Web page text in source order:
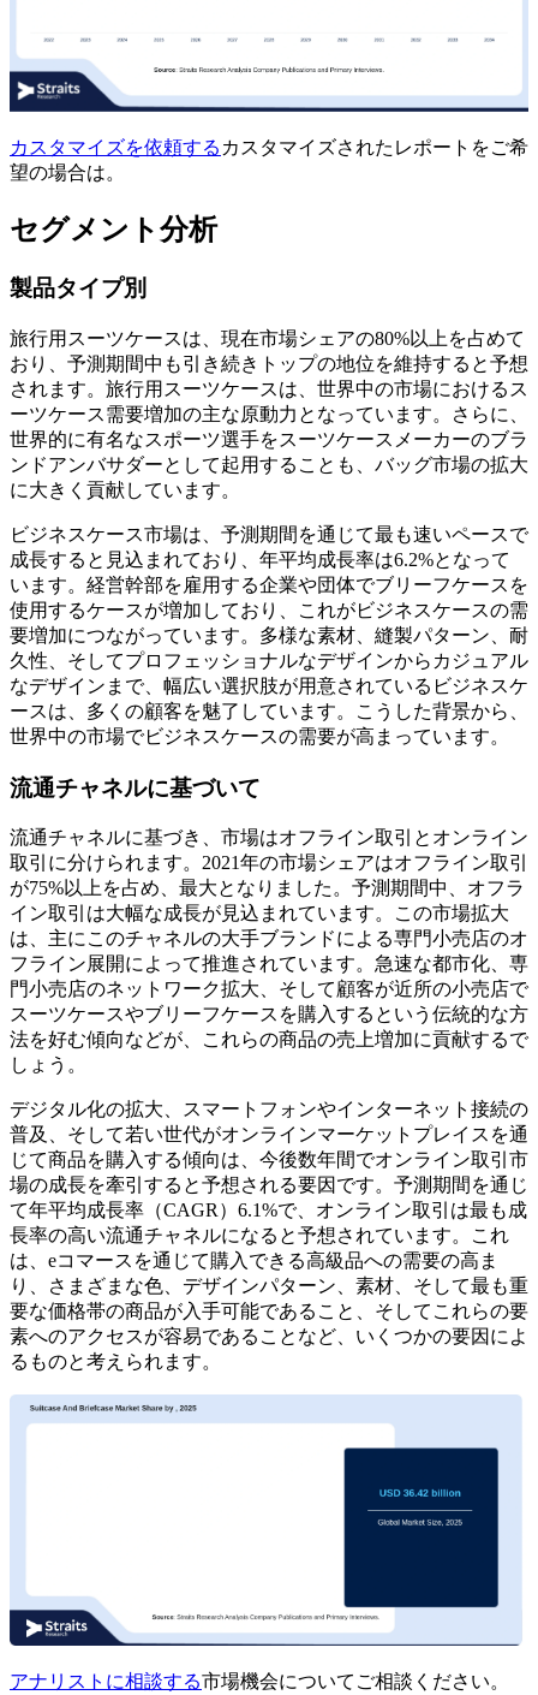
カスタマイズを依頼する カスタマイズされたレポートをご希
望の場合は。
セグメント分析
製品タイプ別
旅行用スーツケースは、現在市場シェアの80%以上を占めて
おり、予測期間中も引き続きトップの地位を維持すると予想
されます。旅行用スーツケースは、世界中の市場におけるス
ーツケース需要増加の主な原動力となっています。さらに、
世界的に有名なスポーツ選手をスーツケースメーカーのブラ
ンドアンバサダーとして起用することも、バッグ市場の拡大
に大きく貢献しています。
ビジネスケース市場は、予測期間を通じて最も速いペースで
成長すると見込まれており、年平均成長率は6.2%となって
います。経営幹部を雇用する企業や団体でブリーフケースを
使用するケースが増加しており、これがビジネスケースの需
要増加につながっています。多様な素材、縫製パターン、耐
久性、そしてプロフェッショナルなデザインからカジュアル
なデザインまで、幅広い選択肢が用意されているビジネスケ
ースは、多くの顧客を魅了しています。こうした背景から、
世界中の市場でビジネスケースの需要が高まっています。
流通チャネルに基づいて
流通チャネルに基づき、市場はオフライン取引とオンライン
取引に分けられます。2021年の市場シェアはオフライン取引
が75%以上を占め、最大となりました。予測期間中、オフラ
イン取引は大幅な成長が見込まれています。この市場拡大
は、主にこのチャネルの大手ブランドによる専門小売店のオ
フライン展開によって推進されています。急速な都市化、専
門小売店のネットワーク拡大、そして顧客が近所の小売店で
スーツケースやブリーフケースを購入するという伝統的な方
法を好む傾向などが、これらの商品の売上増加に貢献するで
しょう。
デジタル化の拡大、スマートフォンやインターネット接続の
普及、そして若い世代がオンラインマーケットプレイスを通
じて商品を購入する傾向は、今後数年間でオンライン取引市
場の成長を牽引すると予想される要因です。予測期間を通じ
て年平均成長率（CAGR）6.1%で、オンライン取引は最も成
長率の高い流通チャネルになると予想されています。これ
は、eコマースを通じて購入できる高級品への需要の高ま
り、さまざまな色、デザインパターン、素材、そして最も重
要な価格帯の商品が入手可能であること、そしてこれらの要
素へのアクセスが容易であることなど、いくつかの要因によ
るものと考えられます。
アナリストに相談する市場機会についてご相談ください。